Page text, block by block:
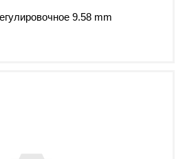
9.58 mm